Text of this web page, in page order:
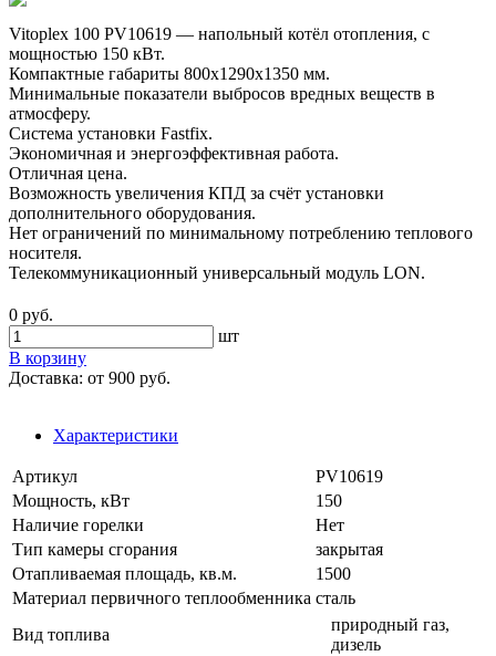
Vitoplex 100 PV10619 — напольный котёл отопления, с
мощностью 150 кВт.
Компактные габариты 800x1290x1350 мм.
Минимальные показатели выбросов вредных веществ в
атмосферу.
Система установки Fastfix.
Экономичная и энергоэффективная работа.
Отличная цена.
Возможность увеличения КПД за счёт установки
дополнительного оборудования.
Нет ограничений по минимальному потреблению теплового
носителя.
Телекоммуникационный универсальный модуль LON.
0 руб.
шт
В корзину
Доставка: от 900 руб.
Характеристики
Артикул
PV10619
Мощность, кВт
150
Наличие горелки
Нет
Тип камеры сгорания
закрытая
Отапливаемая площадь, кв.м.
1500
Материал первичного теплообменника сталь
Вид топлива
природный газ,
дизель